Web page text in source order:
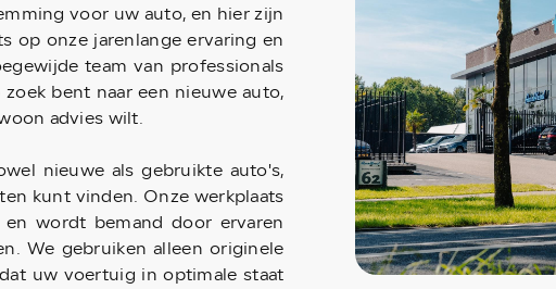
voor uw auto, en hier zijn
op onze jarenlange ervaring en
team van professionals
bent naar een nieuwe auto,
advies wilt.
nieuwe als gebruikte auto's,
kunt vinden. Onze werkplaats
wordt bemand door ervaren
We gebruiken alleen originele
uw voertuig in optimale staat